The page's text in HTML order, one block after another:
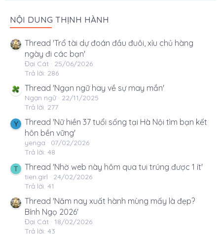
NỘI DUNG THỊNH HÀNH
Thread 'Trổ tài dự đoán đầu đuôi, xỉu chủ hàng
ngày đi các bạn'
Đại Cát
25/06/2026
Trả lời: 286
Thread 'Ngạn ngữ hay về sự may mắn'
Ngạn ngữ
22/11/2025
Trả lời: 277
Y
Thread 'Nữ hiền 37 tuổi sống tại Hà Nội tìm bạn kết
hôn bền vững'
yenga
07/02/2026
Trả lời: 48
T Thread 'Nhờ web này hôm qua tui trúng được 1 ít'
tien.girl
24/02/2026
Trả lời: 41
Thread 'Năm nay xuất hành mùng mấy là đẹp?
Bính Ngọ 2026'
Đại Cát
18/02/2026
Trả lời: 43